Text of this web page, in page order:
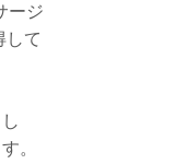
ージ
して
。